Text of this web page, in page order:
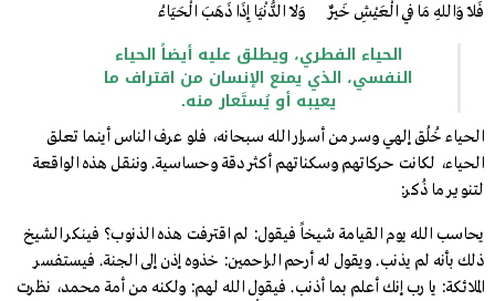
فَلاَ وَاللهِ مَا فِي الْعَيْشِ خَيْرٌ وَلاَ الدُّنْيَا إِذَا ذَهَبَ الْحَيَاءُ
الحياء الفطري، ويطلق عليه أيضاً الحياء
النفسي، الذي يمنع الإنسان من اقتراف ما
يعيبه أو يُستَعار منه.
الحياء خُلُق إلهي وسر من أسرار الله سبحانه، فلو عرف الناس أينما تعلق
الحياء، لكانت حركاتهم وسكناتهم أكثر دقة وحساسية. وننقل هذه الواقعة
لتنوير ما ذُكر:
يحاسب الله يوم القيامة شيخاً فيقول: لم اقترفت هذه الذنوب؟ فينكر الشيخ
ذلك بأنه لم يذنب. ويقول له أرحم الراحمين: خذوه إذن إلى الجنة. فيستفسر
الملائكة: يا رب إنك أعلم بما أذنب. فيقول الله لهم: ولكنه من أمة محمد، نظرت